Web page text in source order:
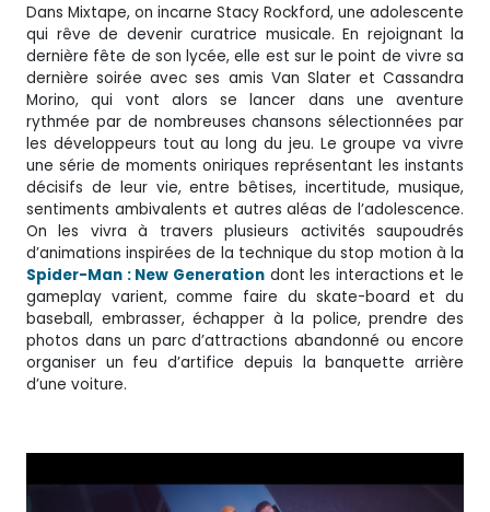
Dans Mixtape, on incarne Stacy Rockford, une adolescente
qui rêve de devenir curatrice musicale. En rejoignant la
dernière fête de son lycée, elle est sur le point de vivre sa
dernière soirée avec ses amis Van Slater et Cassandra
Morino, qui vont alors se lancer dans une aventure
rythmée par de nombreuses chansons sélectionnées par
les développeurs tout au long du jeu. Le groupe va vivre
une série de moments oniriques représentant les instants
décisifs de leur vie, entre bêtises, incertitude, musique,
sentiments ambivalents et autres aléas de l’adolescence.
On les vivra à travers plusieurs activités saupoudrés
d’animations inspirées de la technique du stop motion à la
Spider-Man : New Generationdont les interactions et le
gameplay varient, comme faire du skate-board et du
baseball, embrasser, échapper à la police, prendre des
photos dans un parc d’attractions abandonné ou encore
organiser un feu d’artifice depuis la banquette arrière
d’une voiture.